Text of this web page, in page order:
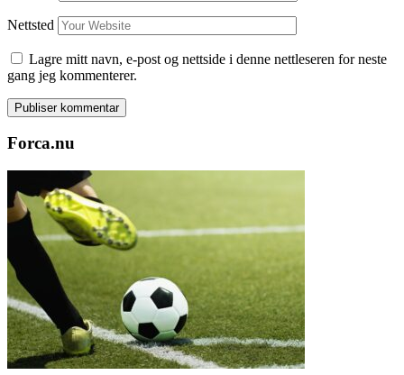
Nettsted
Lagre mitt navn, e-post og nettside i denne nettleseren for neste
gang jeg kommenterer.
Forca.nu